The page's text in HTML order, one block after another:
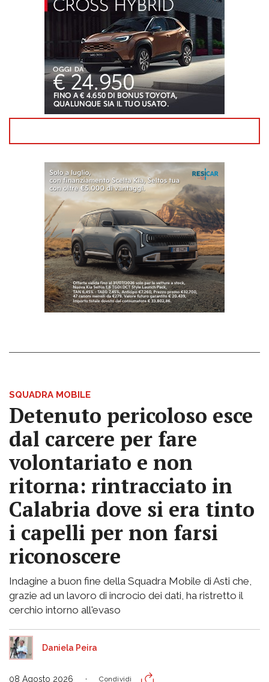
SQUADRA MOBILE
Detenuto pericoloso esce
dal carcere per fare
volontariato e non
ritorna: rintracciato in
Calabria dove si era tinto
i capelli per non farsi
riconoscere
Indagine a buon fine della Squadra Mobile di Asti che,
grazie ad un lavoro di incrocio dei dati, ha ristretto il
cerchio intorno all'evaso
Daniela Peira
08 Agosto 2026 Condividi